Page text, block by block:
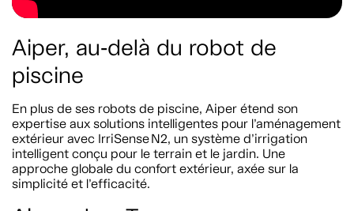
Aiper, au‑delà du robot de
piscine
En plus de ses robots de piscine, Aiper étend son
expertise aux solutions intelligentes pour l’aménagement
extérieur avec IrriSense N2, un système d’irrigation
intelligent conçu pour le terrain et le jardin. Une
approche globale du confort extérieur, axée sur la
simplicité et l’efficacité.